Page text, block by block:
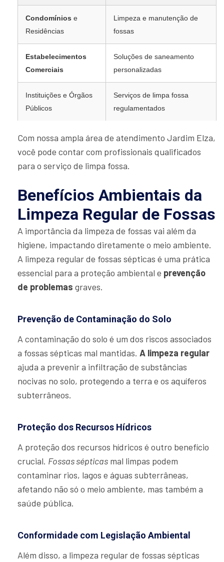
Condomínios e
Residências
Limpeza e manutenção de
fossas
Estabelecimentos
Comerciais
Soluções de saneamento
personalizadas
Instituições e Órgãos
Públicos
Serviços de limpa fossa
regulamentados
Com nossa ampla área de atendimento Jardim Elza,
você pode contar com profissionais qualificados
para o serviço de limpa fossa.
Benefícios Ambientais da
Limpeza Regular de Fossas
A importância da limpeza de fossas vai além da
higiene, impactando diretamente o meio ambiente.
A limpeza regular de fossas sépticas é uma prática
essencial para a proteção ambiental e prevenção
de problemas graves.
Prevenção de Contaminação do Solo
A contaminação do solo é um dos riscos associados
a fossas sépticas mal mantidas. A limpeza regular
ajuda a prevenir a infiltração de substâncias
nocivas no solo, protegendo a terra e os aquíferos
subterrâneos.
Proteção dos Recursos Hídricos
A proteção dos recursos hídricos é outro benefício
crucial. Fossas sépticas mal limpas podem
contaminar rios, lagos e águas subterrâneas,
afetando não só o meio ambiente, mas também a
saúde pública.
Conformidade com Legislação Ambiental
Além disso, a limpeza regular de fossas sépticas